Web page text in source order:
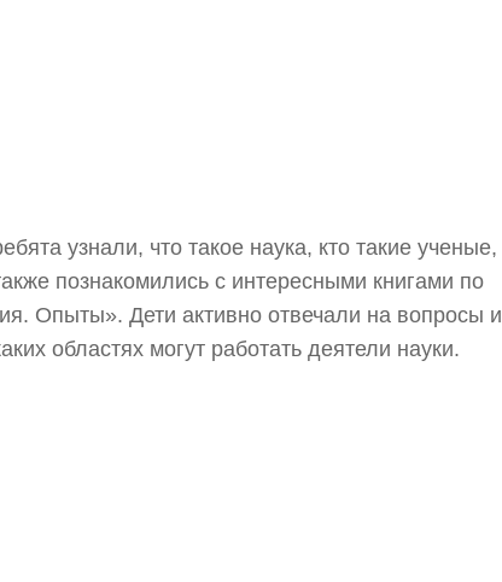
узнали, что такое наука, кто такие ученые,
познакомились с интересными книгами по
Опыты». Дети активно отвечали на вопросы и
областях могут работать деятели науки.